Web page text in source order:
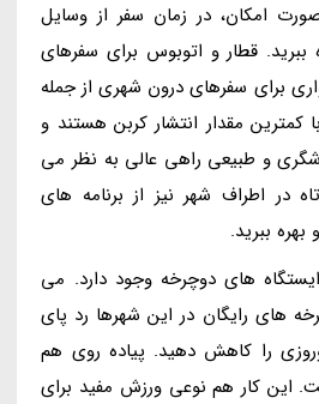
امکان، در زمان سفر از وسایل
قطار و اتوبوس برای سفرهای
برای سفرهای درون شهری از جمله
مقدار انتشار کربن هستند و
و طبیعی راهی عالی به نظر می
در اطراف شهر نیز از برنامه های
ببرید.
های دوچرخه وجود دارد. می
های رایگان در این شهرها رد پای
را کاهش دهید. پیاده روی هم
این کار هم نوعی ورزش مفید برای